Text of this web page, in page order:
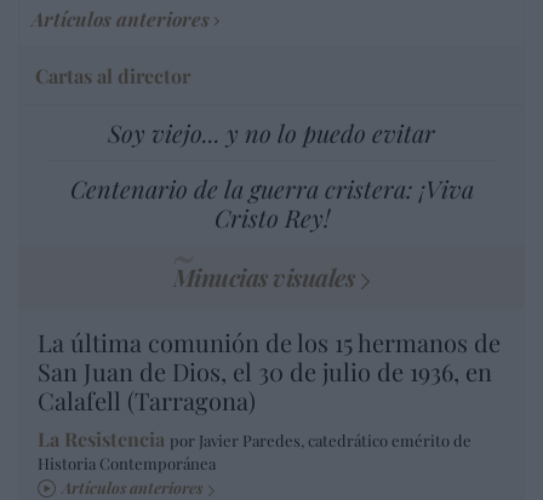
Artículos anteriores
Cartas al director
Soy viejo... y no lo puedo evitar
Centenario de la guerra cristera: ¡Viva
Cristo Rey!
Minucias visuales
La última comunión de los 15 hermanos de
San Juan de Dios, el 30 de julio de 1936, en
Calafell (Tarragona)
La Resistencia por Javier Paredes, catedrático emérito de
Historia Contemporánea
Artículos anteriores